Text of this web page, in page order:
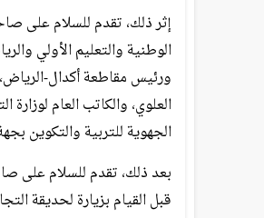
إثر ذلك، تقدم للسلام على
الوطنية والتعليم الأولي
ورئيس مقاطعة أكدال-الرياض،
العلوي، والكاتب العام
الجهوية للتربية والتكوين
بعد ذلك، تقدم للسلام على
قبل القيام بزيارة لحديقة